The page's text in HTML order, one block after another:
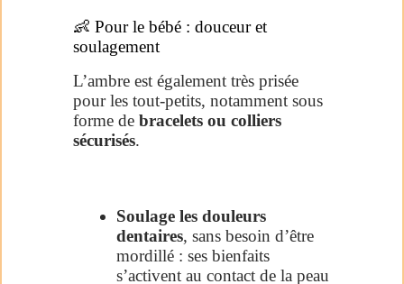
👶 Pour le bébé : douceur et
soulagement
L’ambre est également très prisée
pour les tout-petits, notamment sous
forme de bracelets ou colliers
sécurisés.
Soulage les douleurs
dentaires, sans besoin d’être
mordillé : ses bienfaits
s’activent au contact de la peau